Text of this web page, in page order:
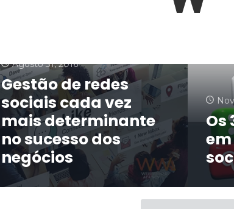
Agosto 31, 2016
Gestão de redes
sociais cada vez
mais determinante
no sucesso dos
negócios
Os